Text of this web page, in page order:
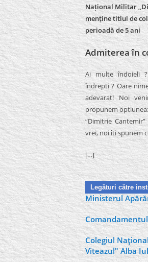
Național Militar
menține titlul de
perioadă de 5 ani
Admiterea în
Ai multe îndoieli
îndrepti ? Oare
adevarat! Noi
propunem
“Dimitrie
vrei, noi îti spunem
[…]
Legături către
Ministerul
Colegiul
Viteazul" Alba